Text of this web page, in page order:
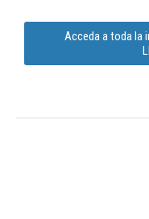
Acceda a toda la